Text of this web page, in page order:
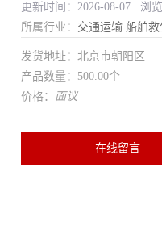
更新时间：2026-08-07 浏
所属行业： 交通运输 船舶
发货地址：北京市朝阳区
产品数量：500.00个
价格： 面议
在线留言